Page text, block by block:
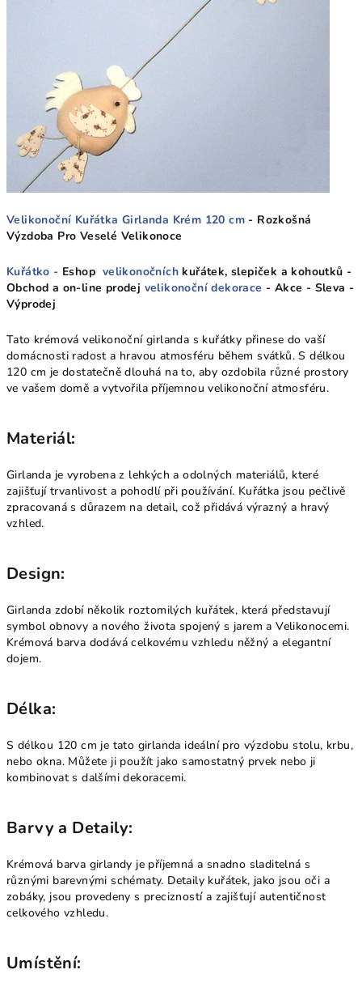
Velikonoční Kuřátka Girlanda Krém 120 cm - Rozkošná
Výzdoba Pro Veselé Velikonoce
Kuřátko - Eshop velikonočních kuřátek, slepiček a kohoutků -
Obchod a on-line prodej velikonoční dekorace - Akce - Sleva -
Výprodej
Tato krémová velikonoční girlanda s kuřátky přinese do vaší
domácnosti radost a hravou atmosféru během svátků. S délkou
120 cm je dostatečně dlouhá na to, aby ozdobila různé prostory
ve vašem domě a vytvořila příjemnou velikonoční atmosféru.
Materiál:
Girlanda je vyrobena z lehkých a odolných materiálů, které
zajišťují trvanlivost a pohodlí při používání. Kuřátka jsou pečlivě
zpracovaná s důrazem na detail, což přidává výrazný a hravý
vzhled.
Design:
Girlanda zdobí několik roztomilých kuřátek, která představují
symbol obnovy a nového života spojený s jarem a Velikonocemi.
Krémová barva dodává celkovému vzhledu něžný a elegantní
dojem.
Délka:
S délkou 120 cm je tato girlanda ideální pro výzdobu stolu, krbu,
nebo okna. Můžete ji použít jako samostatný prvek nebo ji
kombinovat s dalšími dekoracemi.
Barvy a Detaily:
Krémová barva girlandy je příjemná a snadno sladitelná s
různými barevnými schématy. Detaily kuřátek, jako jsou oči a
zobáky, jsou provedeny s precizností a zajišťují autentičnost
celkového vzhledu.
Umístění: